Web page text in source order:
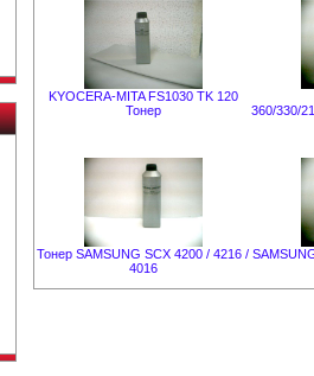
KYOCERA-MITA FS1030 TK 120
Тонер
360/330/
Тонер SAMSUNG SCX 4200 / 4216 /
4016